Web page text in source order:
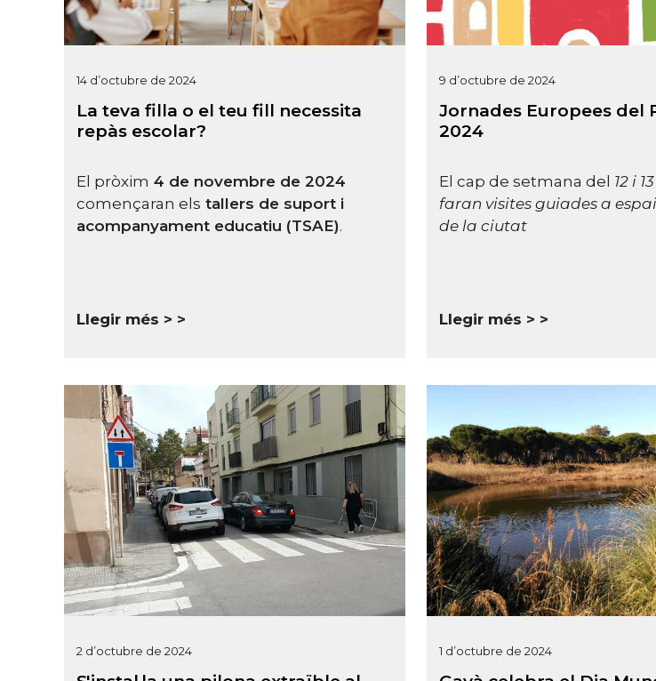
14 d’octubre de 2024
La teva filla o el teu fill necessita
repàs escolar?
El pròxim 4 de novembre de 2024
començaran els tallers de suport i
acompanyament educatiu (TSAE).
Llegir més >
9 d’octubre de 2024
Jornades Europees del
2024
El cap de setmana del 12 i
faran visites guiades a
de la ciutat
Llegir més >
2 d’octubre de 2024 1 d’octubre de 2024